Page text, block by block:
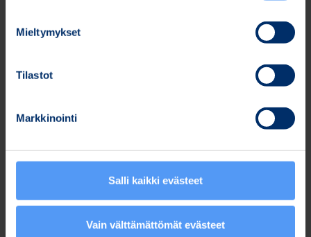
Mieltymykset
Tilastot
Markkinointi
Salli kaikki evästeet
Vain välttämättömät evästeet
ohjelmistoratkaisu kliiniseen Holter EKG-
käyttäjäystävällinen ja informatiivinen tiedon
esitystapa sekä intuitiiviset analyysityökalut
EKG-mittausten analysointia. Bittium Cardiac
tehokkaaseen läpikäyntiin lyhyessä ajassa ja
Bittium Cardiac Explorertarjoaa nopean ja
joustavan työskentelytavan tiiviin